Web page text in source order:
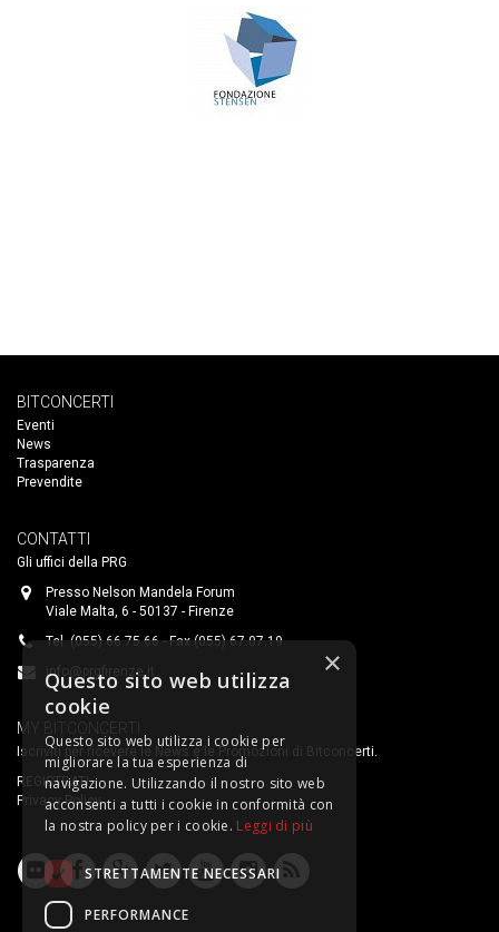
BITCONCERTI
Eventi
News
Trasparenza
Prevendite
CONTATTI
Gli uffici della PRG
Presso Nelson Mandela Forum
Viale Malta, 6 - 50137 - Firenze
Tel. (055) 66.75.66 - Fax (055) 67.07.19
info@prgfirenze.it
MY BITCONCERTI
Iscriviti per ricevere le News e le Promozioni di Bitconcerti.
REGISTRATI
Privacy Policy
×
Questo sito web utilizza
cookie
Questo sito web utilizza i cookie per
migliorare la tua esperienza di
navigazione. Utilizzando il nostro sito web
acconsenti a tutti i cookie in conformità con
la nostra policy per i cookie. Leggi di più
STRETTAMENTE NECESSARI
PERFORMANCE